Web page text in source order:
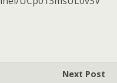
Next Post